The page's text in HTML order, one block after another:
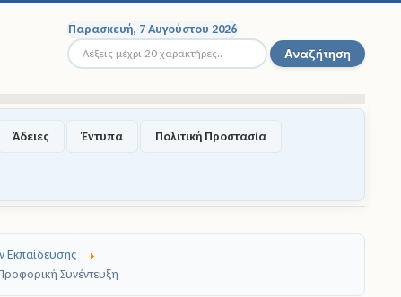
Παρασκευή, 7 Αυγούστου 2026
Αναζήτηση... Αναζήτηση
Άδειες Έντυπα Πολιτική Προστασία
Εκπαίδευσης
Συνέντευξη